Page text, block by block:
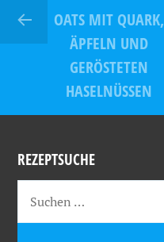
OATS MIT QUARK,
ÄPFELN UND
GERÖSTETEN
HASELNÜSSEN
REZEPTSUCHE